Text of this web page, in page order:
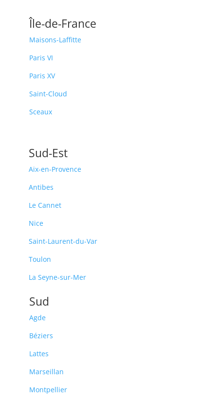
Île-de-France
Maisons-Laffitte
Paris VI
Paris XV
Saint-Cloud
Sceaux
Sud-Est
Aix-en-Provence
Antibes
Le Cannet
Nice
Saint-Laurent-du-Var
Toulon
La Seyne-sur-Mer
Sud
Agde
Béziers
Lattes
Marseillan
Montpellier